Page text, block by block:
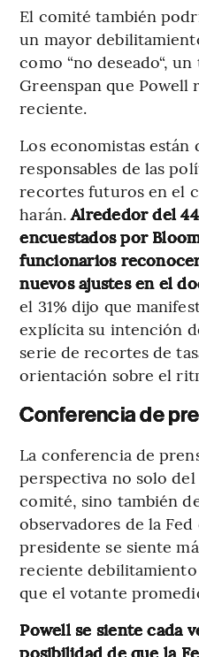
El comité también
un mayor
como “no deseado“,
Greenspan que
reciente.
Los economistas
responsables de las
recortes futuros en el
harán.Alrededor del
encuestados por
funcionarios
nuevos ajustes en el
el 31% dijo que
explícita su intención
serie de recortes de
orientación sobre el
Conferencia de
La conferencia de
perspectiva no solo
comité, sino también
observadores de la
presidente se siente
reciente
que el votante
Powell se siente cada
posibilidad de que la